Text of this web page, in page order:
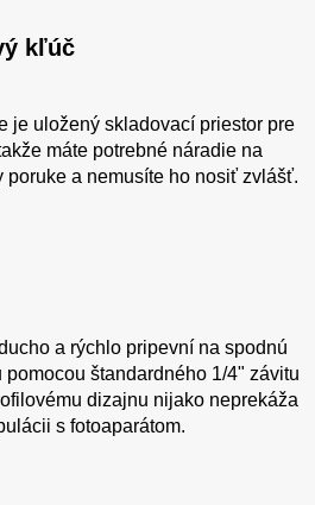
kľúč
je uložený skladovací priestor pre
máte potrebné náradie na
poruke a nemusíte ho nosiť zvlášť.
a rýchlo pripevní na spodnú
pomocou štandardného 1/4" závitu
dizajnu nijako neprekáža
s fotoaparátom.